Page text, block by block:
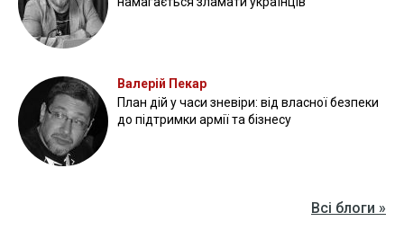
Валерій Пекар
План дій у часи зневіри: від власної безпеки
до підтримки армії та бізнесу
Всі блоги »